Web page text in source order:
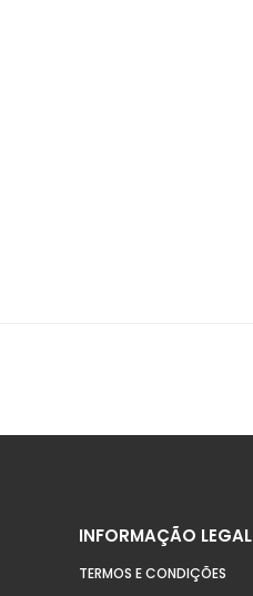
INFORMAÇÃO LEGAL
TERMOS E CONDIÇÕES